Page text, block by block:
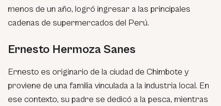
menos de un año, logró ingresar a las principales
cadenas de supermercados del Perú.
Ernesto Hermoza Sanes
Ernesto es originario de la ciudad de Chimbote y
proviene de una familia vinculada a la industria local. En
ese contexto, su padre se dedicó a la pesca, mientras